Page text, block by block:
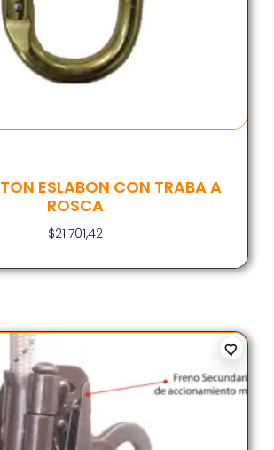
ESLABON CON TRABA A
ROSCA
$21.701,42